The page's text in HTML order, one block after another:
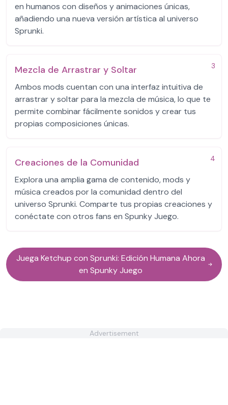
en humanos con diseños y animaciones únicas,
añadiendo una nueva versión artística al universo
Sprunki.
3
Mezcla de Arrastrar y Soltar
Ambos mods cuentan con una interfaz intuitiva de
arrastrar y soltar para la mezcla de música, lo que te
permite combinar fácilmente sonidos y crear tus
propias composiciones únicas.
4
Creaciones de la Comunidad
Explora una amplia gama de contenido, mods y
música creados por la comunidad dentro del
universo Sprunki. Comparte tus propias creaciones y
conéctate con otros fans en Spunky Juego.
Juega Ketchup con Sprunki: Edición Humana Ahora
en Spunky Juego
Advertisement